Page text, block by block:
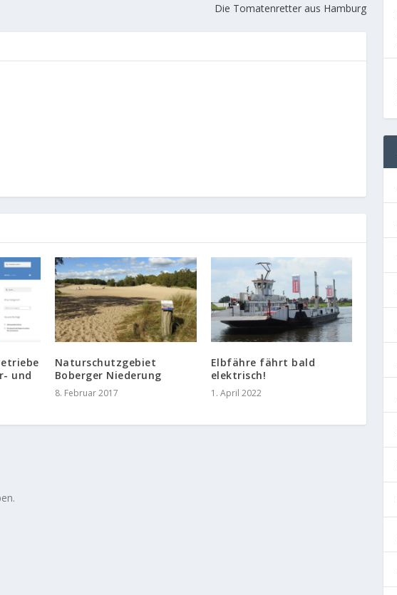
Die Tomatenretter aus Hamburg
und
Naturschutzgebiet
Boberger Niederung
8. Februar 2017
Elbfähre fährt bald
elektrisch!
1. April 2022